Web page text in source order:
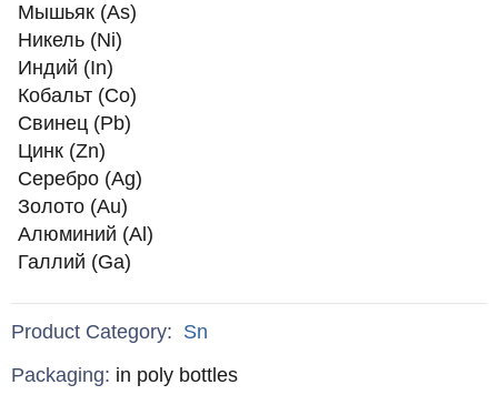
Мышьяк (As)
Никель (Ni)
Индий (In)
Кобальт (Co)
Свинец (Pb)
Цинк (Zn)
Серебро (Ag)
Золото (Au)
Алюминий (Al)
Галлий (Ga)
Product Category: Sn
Specifications
Packaging: in poly bottles